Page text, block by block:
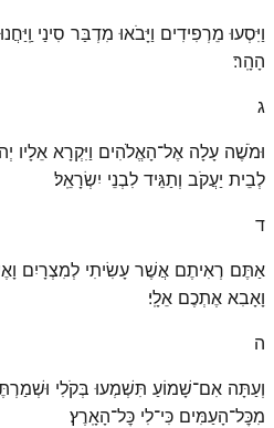
וַיִּסְעוּ מֵרְפִידִים וַיָּבֹאוּ מִדְבַּר סִינַי
הָהָֽר׃
ג
וּמֹשֶׁה עָלָה אֶל־הָאֱלֹהִים וַיִּקְרָא אֵלָיו
לְבֵית יַעֲקֹב וְתַגֵּיד לִבְנֵי יִשְׂרָאֵֽל׃
ד
אַתֶּם רְאִיתֶם אֲשֶׁר עָשִׂיתִי לְמִצְרָיִם
וָאָבִא אֶתְכֶם אֵלָֽי׃
ה
וְעַתָּה אִם־שָׁמוֹעַ תִּשְׁמְעוּ בְּקֹלִי
מִכׇּל־הָעַמִּים כִּי־לִי כׇּל־הָאָֽרֶץ׃